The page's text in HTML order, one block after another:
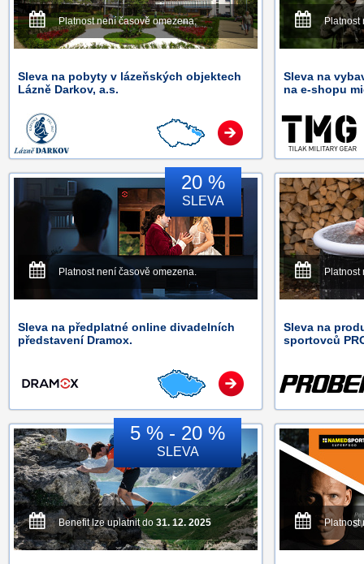
Platnost není časově omezena.
Sleva na pobyty v lázeňských objektech
Lázně Darkov, a.s.
Platnost
Sleva na
na e-shopu
20 %
SLEVA
Platnost není časově omezena.
Sleva na předplatné online divadelních
představení Dramox.
Platnost
Sleva na
sportovců
5 % - 20 %
SLEVA
Benefit lze uplatnit do 31. 12. 2025 Platnost